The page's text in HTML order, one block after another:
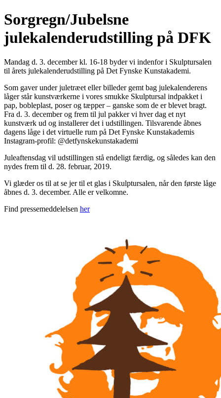
Sorgregn/Jubelsne
julekalenderudstilling på DFK
Mandag d. 3. december kl. 16-18 byder vi indenfor i Skulptursalen
til årets julekalenderudstilling på Det Fynske Kunstakademi.
Som gaver under juletræet eller billeder gemt bag julekalenderens
låger står kunstværkerne i vores smukke Skulptursal indpakket i
pap, bobleplast, poser og tæpper – ganske som de er blevet bragt.
Fra d. 3. december og frem til jul pakker vi hver dag et nyt
kunstværk ud og installerer det i udstillingen. Tilsvarende åbnes
dagens låge i det virtuelle rum på Det Fynske Kunstakademis
Instagram-profil: @detfynskekunstakademi
Juleaftensdag vil udstillingen stå endeligt færdig, og således kan den
nydes frem til d. 28. februar, 2019.
Vi glæder os til at se jer til et glas i Skulptursalen, når den første låge
åbnes d. 3. december. Alle er velkomne.
Find pressemeddelelsen her